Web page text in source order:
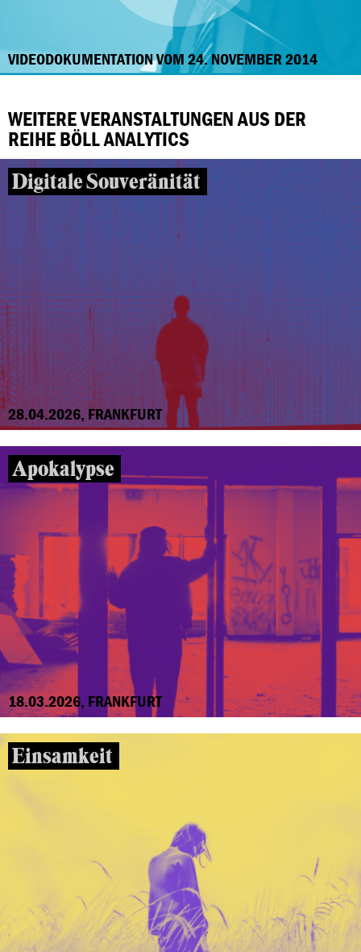
VIDEODOKUMENTATION VOM 24. NOVEMBER 2014
WEITERE VERANSTALTUNGEN AUS DER
REIHE BÖLL ANALYTICS
Digitale Souveränität
28.04.2026, FRANKFURT
Apokalypse
18.03.2026, FRANKFURT
Einsamkeit